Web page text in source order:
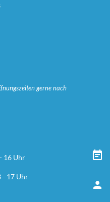
gerne nach
16 Uhr
- 17 Uhr